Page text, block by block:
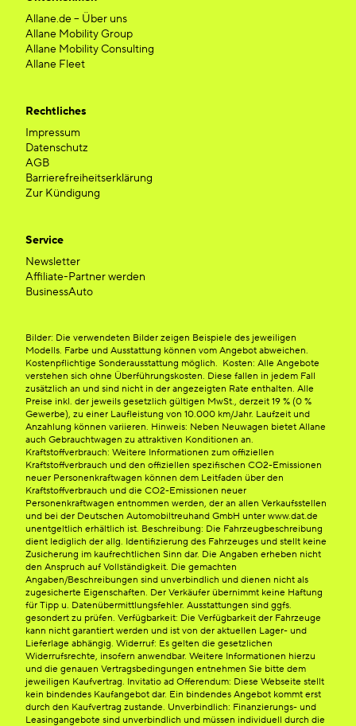
Allane.de – Über uns
Allane Mobility Group
Allane Mobility Consulting
Allane Fleet
Rechtliches
Impressum
Datenschutz
AGB
Barrierefreiheitserklärung
Zur Kündigung
Service
Newsletter
Affiliate-Partner werden
BusinessAuto
Bilder: Die verwendeten Bilder zeigen Beispiele des jeweiligen
Modells. Farbe und Ausstattung können vom Angebot abweichen.
Kostenpflichtige Sonderausstattung möglich. Kosten: Alle Angebote
verstehen sich ohne Überführungskosten. Diese fallen in jedem Fall
zusätzlich an und sind nicht in der angezeigten Rate enthalten. Alle
Preise inkl. der jeweils gesetzlich gültigen MwSt., derzeit 19 % (0 %
Gewerbe), zu einer Laufleistung von 10.000 km/Jahr. Laufzeit und
Anzahlung können variieren. Hinweis: Neben Neuwagen bietet Allane
auch Gebrauchtwagen zu attraktiven Konditionen an.
Kraftstoffverbrauch: Weitere Informationen zum offiziellen
Kraftstoffverbrauch und den offiziellen spezifischen CO2-Emissionen
neuer Personenkraftwagen können dem Leitfaden über den
Kraftstoffverbrauch und die CO2-Emissionen neuer
Personenkraftwagen entnommen werden, der an allen Verkaufsstellen
und bei der Deutschen Automobiltreuhand GmbH unter www.dat.de
unentgeltlich erhältlich ist. Beschreibung: Die Fahrzeugbeschreibung
dient lediglich der allg. Identifizierung des Fahrzeuges und stellt keine
Zusicherung im kaufrechtlichen Sinn dar. Die Angaben erheben nicht
den Anspruch auf Vollständigkeit. Die gemachten
Angaben/Beschreibungen sind unverbindlich und dienen nicht als
zugesicherte Eigenschaften. Der Verkäufer übernimmt keine Haftung
für Tipp u. Datenübermittlungsfehler. Ausstattungen sind ggfs.
gesondert zu prüfen. Verfügbarkeit: Die Verfügbarkeit der Fahrzeuge
kann nicht garantiert werden und ist von der aktuellen Lager- und
Lieferlage abhängig. Widerruf: Es gelten die gesetzlichen
Widerrufsrechte, insofern anwendbar. Weitere Informationen hierzu
und die genauen Vertragsbedingungen entnehmen Sie bitte dem
jeweiligen Kaufvertrag. Invitatio ad Offerendum: Diese Webseite stellt
kein bindendes Kaufangebot dar. Ein bindendes Angebot kommt erst
durch den Kaufvertrag zustande. Unverbindlich: Finanzierungs- und
Leasingangebote sind unverbindlich und müssen individuell durch die